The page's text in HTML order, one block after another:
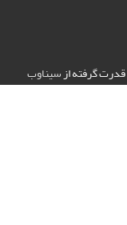
قدرت گرفته ازسیناوب